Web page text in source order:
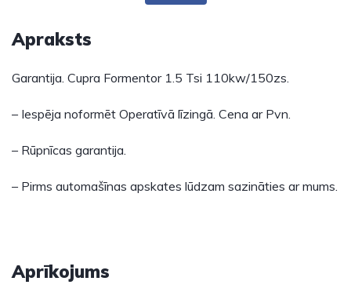
Apraksts
Garantija. Cupra Formentor 1.5 Tsi 110kw/150zs.
– Iespēja noformēt Operatīvā līzingā. Cena ar Pvn.
– Rūpnīcas garantija.
– Pirms automašīnas apskates lūdzam sazināties ar mums.
Aprīkojums